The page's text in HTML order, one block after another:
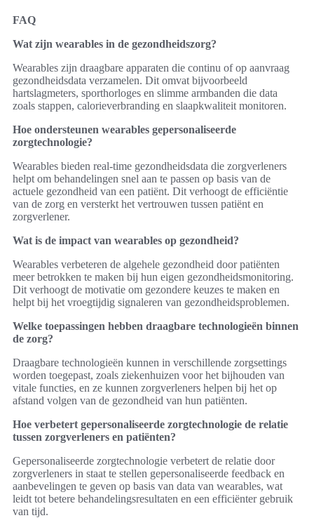
FAQ
Wat zijn wearables in de gezondheidszorg?
Wearables zijn draagbare apparaten die continu of op aanvraag
gezondheidsdata verzamelen. Dit omvat bijvoorbeeld
hartslagmeters, sporthorloges en slimme armbanden die data
zoals stappen, calorieverbranding en slaapkwaliteit monitoren.
Hoe ondersteunen wearables gepersonaliseerde
zorgtechnologie?
Wearables bieden real-time gezondheidsdata die zorgverleners
helpt om behandelingen snel aan te passen op basis van de
actuele gezondheid van een patiënt. Dit verhoogt de efficiëntie
van de zorg en versterkt het vertrouwen tussen patiënt en
zorgverlener.
Wat is de impact van wearables op gezondheid?
Wearables verbeteren de algehele gezondheid door patiënten
meer betrokken te maken bij hun eigen gezondheidsmonitoring.
Dit verhoogt de motivatie om gezondere keuzes te maken en
helpt bij het vroegtijdig signaleren van gezondheidsproblemen.
Welke toepassingen hebben draagbare technologieën binnen
de zorg?
Draagbare technologieën kunnen in verschillende zorgsettings
worden toegepast, zoals ziekenhuizen voor het bijhouden van
vitale functies, en ze kunnen zorgverleners helpen bij het op
afstand volgen van de gezondheid van hun patiënten.
Hoe verbetert gepersonaliseerde zorgtechnologie de relatie
tussen zorgverleners en patiënten?
Gepersonaliseerde zorgtechnologie verbetert de relatie door
zorgverleners in staat te stellen gepersonaliseerde feedback en
aanbevelingen te geven op basis van data van wearables, wat
leidt tot betere behandelingsresultaten en een efficiënter gebruik
van tijd.